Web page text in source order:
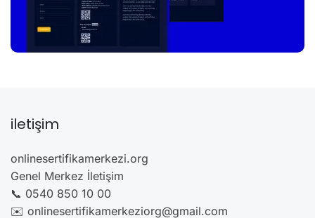
iletişim
onlinesertifikamerkezi.org
Genel Merkez İletişim
📞 0540 850 10 00
✉️ onlinesertifikamerkeziorg@gmail.com